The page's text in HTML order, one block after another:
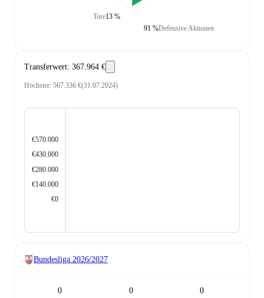
Tore13 %
Defensive Aktionen
91 %
Transferwert: 367.964 €
Höchster: 567.336 €(31.07.2024)
€570.000
€430.000
€280.000
€140.000
€0
Bundesliga 2026/2027
0 0 0